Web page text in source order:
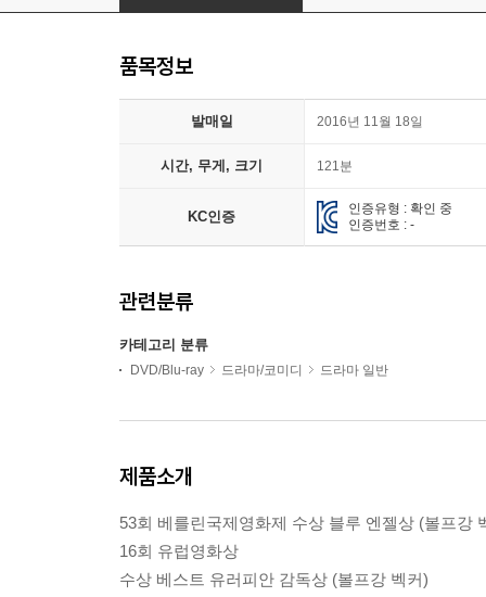
품목정보
발매일 2016년 11월 18일
시간, 무게, 크기 121분
KC인증
인증유형 : 확인 중
인증번호 : -
관련분류
카테고리 분류
DVD/Blu-ray 드라마/코미디 드라마 일반
제품소개
53회 베를린국제영화제 수상 블루 엔젤상 (볼프강
16회 유럽영화상
수상 베스트 유러피안 감독상 (볼프강 벡커)